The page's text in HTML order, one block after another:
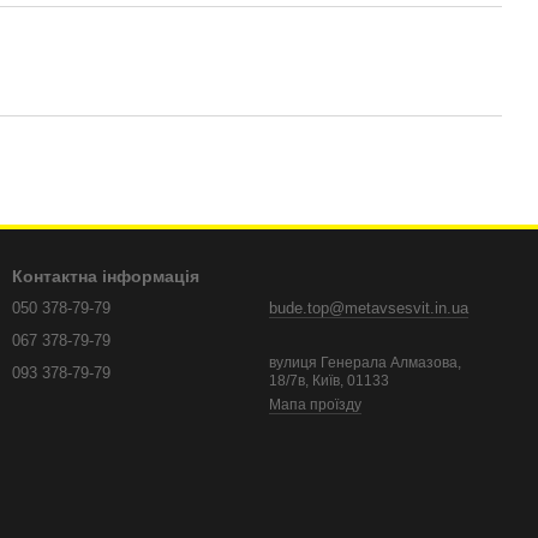
Контактна інформація
050 378-79-79
067 378-79-79
093 378-79-79
bude.top@metavsesvit.in.ua
вулиця Генерала Алмазова,
18/7в, Київ, 01133
Мапа проїзду